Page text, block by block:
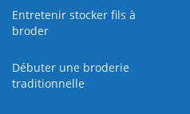
Entretenir stocker fils à
broder
Débuter une broderie
traditionnelle